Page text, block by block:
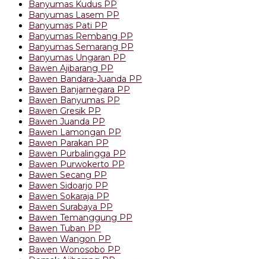
Banyumas Kudus PP
Banyumas Lasem PP
Banyumas Pati PP
Banyumas Rembang PP
Banyumas Semarang PP
Banyumas Ungaran PP
Bawen Ajibarang PP
Bawen Bandara-Juanda PP
Bawen Banjarnegara PP
Bawen Banyumas PP
Bawen Gresik PP
Bawen Juanda PP
Bawen Lamongan PP
Bawen Parakan PP
Bawen Purbalingga PP
Bawen Purwokerto PP
Bawen Secang PP
Bawen Sidoarjo PP
Bawen Sokaraja PP
Bawen Surabaya PP
Bawen Temanggung PP
Bawen Tuban PP
Bawen Wangon PP
Bawen Wonosobo PP